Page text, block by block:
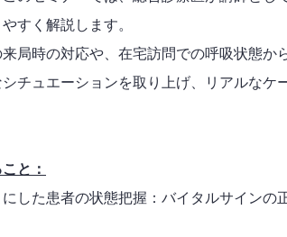
すく解説します。
局時の対応や、在宅訪問での呼吸状態か
チュエーションを取り上げ、リアルなケ
と：
にした患者の状態把握：バイタルサイン